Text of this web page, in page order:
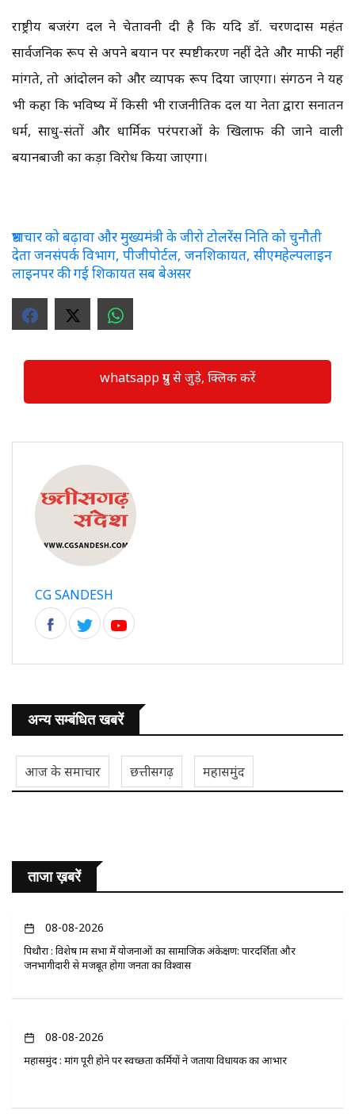
राष्ट्रीय बजरंग दल ने चेतावनी दी है कि यदि डॉ. चरणदास महंत
सार्वजनिक रूप से अपने बयान पर स्पष्टीकरण नहीं देते और माफी नहीं
मांगते, तो आंदोलन को और व्यापक रूप दिया जाएगा। संगठन ने यह
भी कहा कि भविष्य में किसी भी राजनीतिक दल या नेता द्वारा सनातन
धर्म, साधु-संतों और धार्मिक परंपराओं के खिलाफ की जाने वाली
बयानबाजी का कड़ा विरोध किया जाएगा।
भ्रष्टाचार को बढ़ावा और मुख्यमंत्री के जीरो टोलरेंस निति को चुनौती
देता जनसंपर्क विभाग, पीजीपोर्टल, जनशिकायत, सीएमहेल्पलाइन
लाइनपर की गई शिकायत सब बेअसर
whatsapp ग्रुप से जुड़े, क्लिक करें
CG SANDESH
अन्य सम्बंधित खबरें
आज के समाचार छत्तीसगढ़ महासमुंद
ताजा ख़बरें
08-08-2026
पिथौरा : विशेष ग्राम सभा में योजनाओं का सामाजिक अंकेक्षण: पारदर्शिता और
जनभागीदारी से मजबूत होगा जनता का विश्वास
08-08-2026
महासमुंद : मांग पूरी होने पर स्वच्छता कर्मियों ने जताया विधायक का आभार